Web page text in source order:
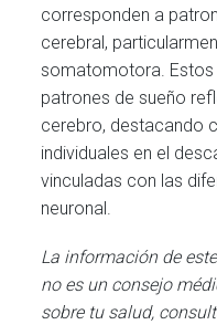
corresponden a
cerebral,
somatomotora. Estos
patrones de sueño
cerebro, destacando
individuales en el
vinculadas con las
neuronal.
La información de
no es un consejo
sobre tu salud,